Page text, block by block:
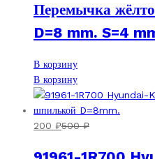
Перемычка
D=8 mm. S=4
В корзину
В корзину
200 ₽500₽